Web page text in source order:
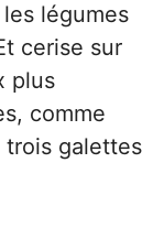
légumes
cerise sur
plus
comme
galettes